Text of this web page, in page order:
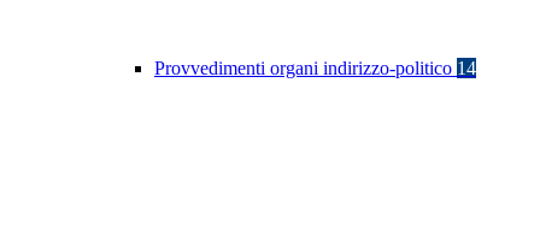
Provvedimenti organi indirizzo-politico 14